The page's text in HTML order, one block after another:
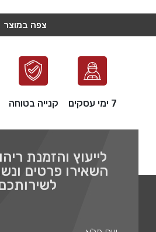
צפה במוצר
צפה במוצר
צפה במוצר
צפה במוצר
צפה במוצר
7 ימי עסקים קנייה בטוחה
לייעוץ והזמנת
השאירו פרטים